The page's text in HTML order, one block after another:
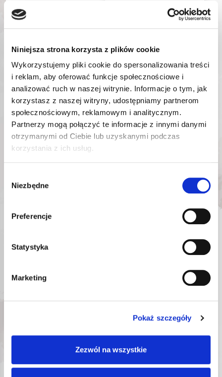
Niniejsza strona korzysta z plików cookie
Wykorzystujemy pliki cookie do spersonalizowania treści
i reklam, aby oferować funkcje społecznościowe i
analizować ruch w naszej witrynie. Informacje o tym, jak
korzystasz z naszej witryny, udostępniamy partnerom
społecznościowym, reklamowym i analitycznym.
Partnerzy mogą połączyć te informacje z innymi danymi
otrzymanymi od Ciebie lub uzyskanymi podczas
korzystania z ich usług.
zgody
Niezbędne
Preferencje
Statystyka
Marketing
Pokaż szczegóły
Zezwól na wszystkie
LAKIERNICZA
COLOR MATCH 3D
Nr katalogowy:
136,53
Najniższa cena promocyjna